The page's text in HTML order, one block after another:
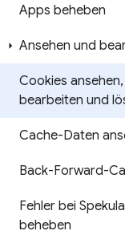
Apps beheben
Ansehen und
Cookies ansehen,
bearbeiten und
Cache-Daten
Back-Forward-
Fehler bei
beheben